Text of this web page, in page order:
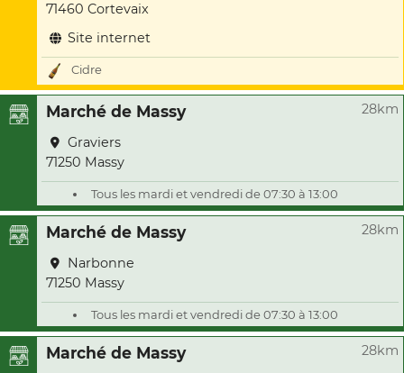
71460 Cortevaix
Site internet
Cidre
Marché de Massy 28km
Graviers
71250 Massy
Tous les mardi et vendredi de 07:30 à 13:00
Marché de Massy 28km
Narbonne
71250 Massy
Tous les mardi et vendredi de 07:30 à 13:00
Marché de Massy 28km